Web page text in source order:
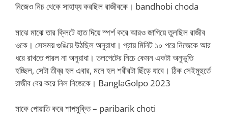
নিজেও নিচ থেকে সাহায্য করছিল রাজীবকে। bandhobi choda
মাঝে মাঝে তার ক্লিটে হাত দিয়ে স্পর্শ করে আরও জাগিয়ে তুলছিল রাজীব
ওকে। সেসময় গুঙিয়ে উঠছিল অনুরাধা। প্রায় মিনিট ১০ পরে নিজেকে আর
ধরে রাখতে পারল না অনুরাধা। তলপেটের নিচে কেমন একটা অনুভুতি
হচ্ছিল, সেটা তীব্র হল এবার, মনে হল শরীরটা ছিঁড়ে যাবে। ঠিক সেইমুহুর্তে
রাজীব বের করে নিল নিজেকে। BanglaGolpo 2023
মাকে পোয়াতি করে শাপমুক্তি – paribarik choti